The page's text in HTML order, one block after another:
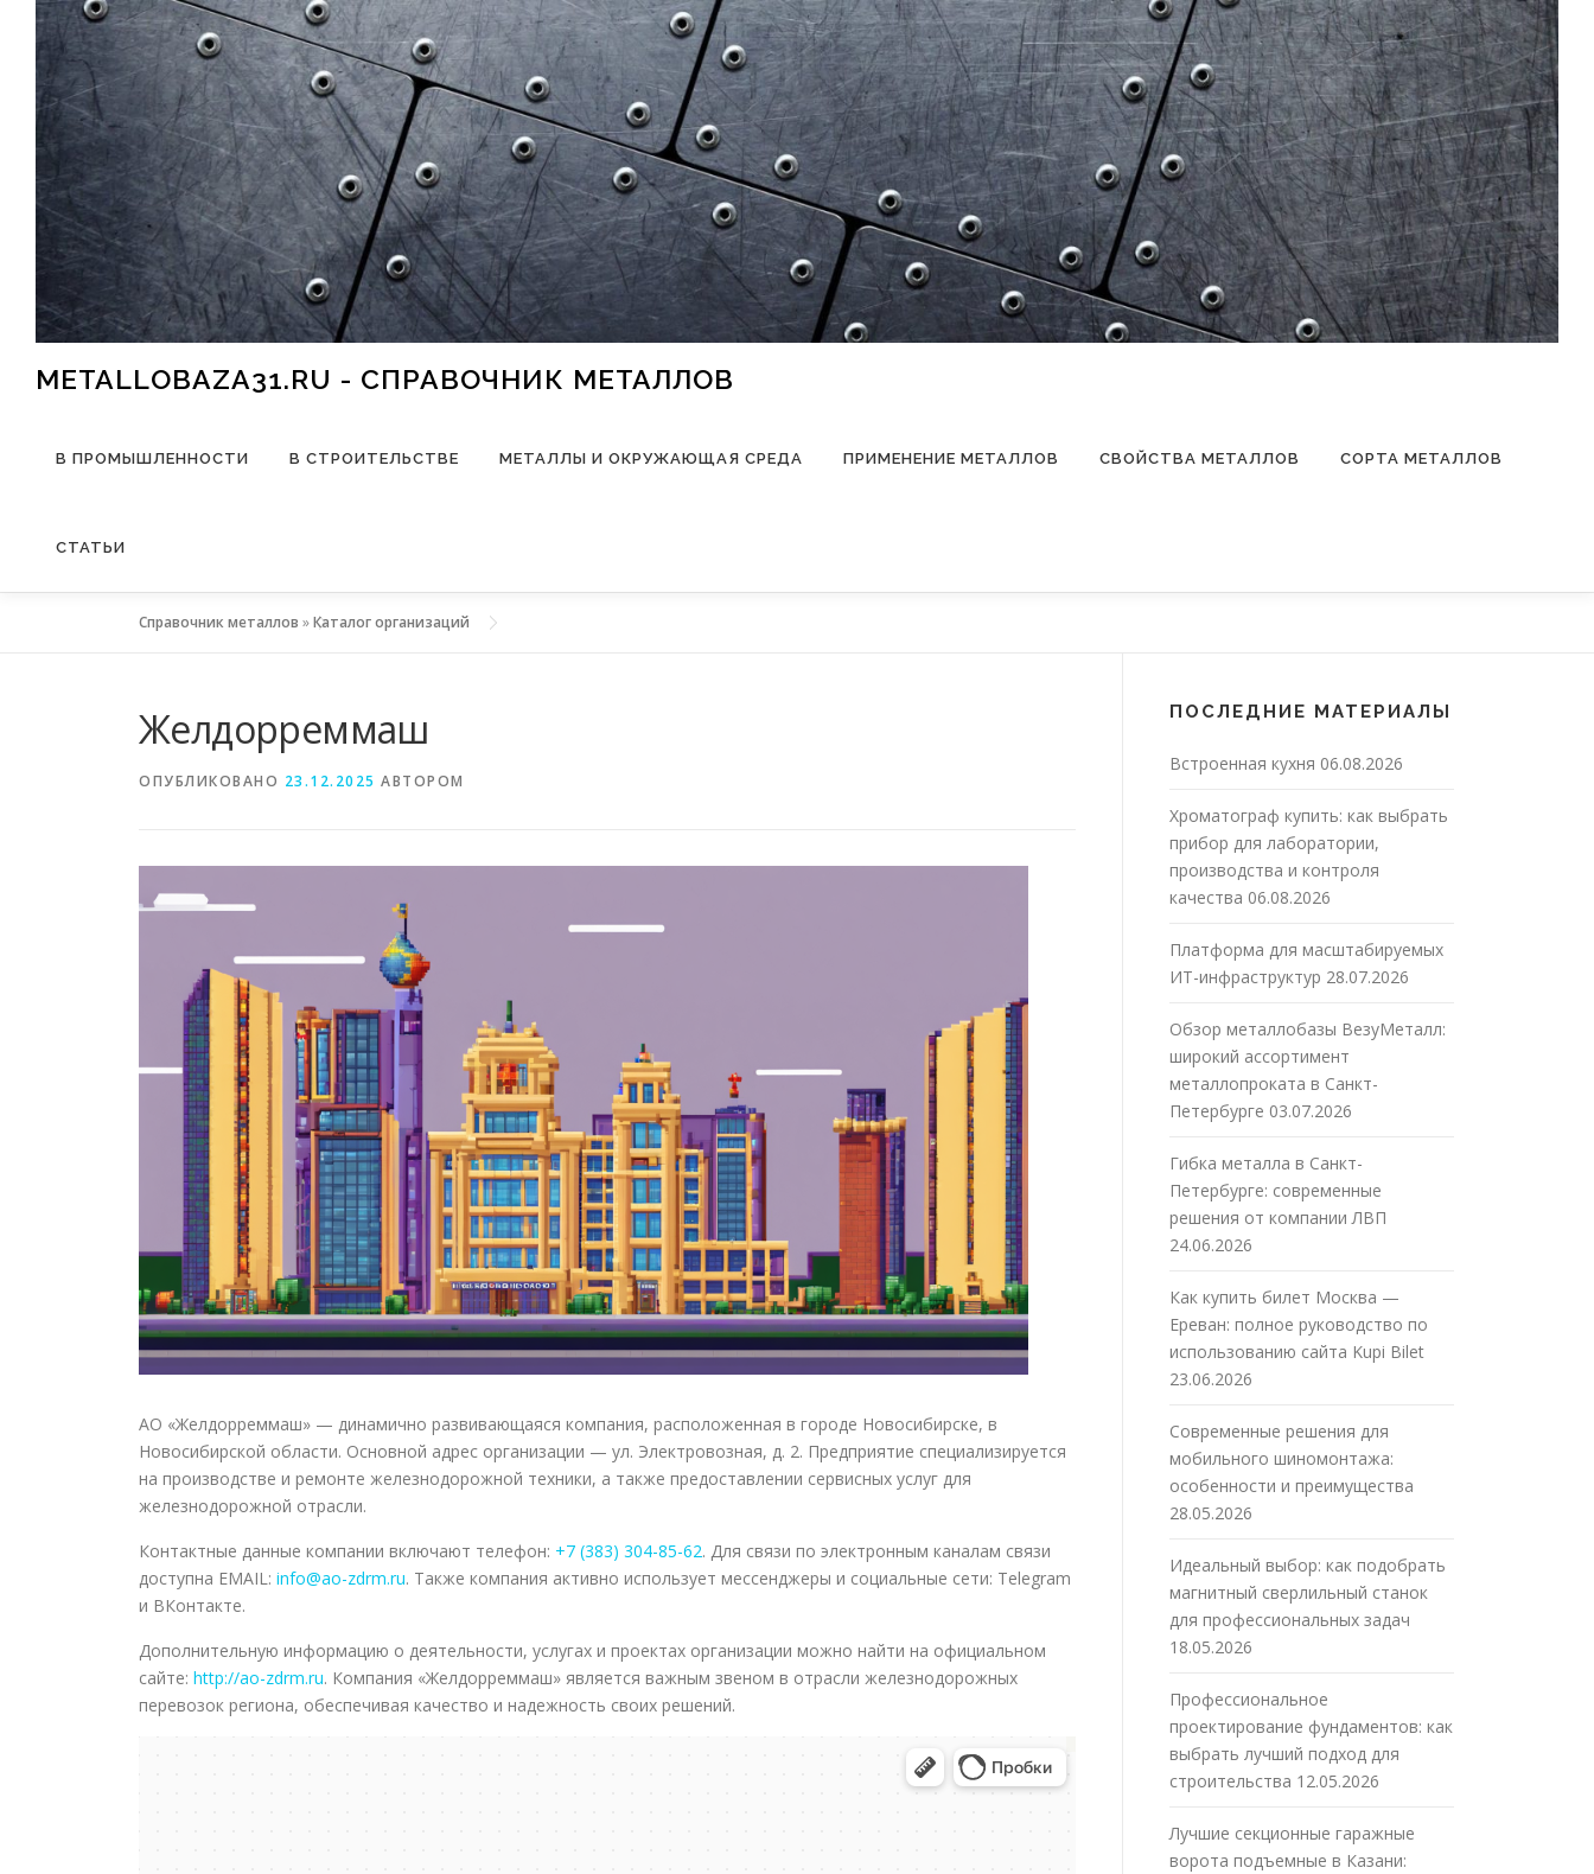
Перейти к содержимому
METALLOBAZA31.RU - СПРАВОЧНИК МЕТАЛЛОВ
В ПРОМЫШЛЕННОСТИ В СТРОИТЕЛЬСТВЕ МЕТАЛЛЫ И ОКРУЖАЮЩАЯ СРЕДА ПРИМЕНЕНИЕ МЕТАЛЛОВ СВОЙСТВА МЕТАЛЛОВ СОРТА МЕТАЛЛОВ
СТАТЬИ
Справочник металлов »Каталог организаций
Желдорреммаш
ОПУБЛИКОВАНО 23.12.2025 АВТОРОМ
АО «Желдорреммаш» — динамично развивающаяся компания, расположенная в городе Новосибирске, в
Новосибирской области. Основной адрес организации — ул. Электровозная, д. 2. Предприятие специализируется
на производстве и ремонте железнодорожной техники, а также предоставлении сервисных услуг для
железнодорожной отрасли.
Контактные данные компании включают телефон: +7 (383) 304-85-62. Для связи по электронным каналам связи
доступна EMAIL: info@ao-zdrm.ru. Также компания активно использует мессенджеры и социальные сети: Telegram
и ВКонтакте.
Дополнительную информацию о деятельности, услугах и проектах организации можно найти на официальном
сайте: http://ao-zdrm.ru. Компания «Желдорреммаш» является важным звеном в отрасли железнодорожных
перевозок региона, обеспечивая качество и надежность своих решений.
ПОСЛЕДНИЕ МАТЕРИАЛЫ
Встроенная кухня 06.08.2026
Хроматограф купить: как выбрать
прибор для лаборатории,
производства и контроля
качества 06.08.2026
Платформа для масштабируемых
ИТ-инфраструктур 28.07.2026
Обзор металлобазы ВезуМеталл:
широкий ассортимент
металлопроката в Санкт-
Петербурге 03.07.2026
Гибка металла в Санкт-
Петербурге: современные
решения от компании ЛВП
24.06.2026
Как купить билет Москва —
Ереван: полное руководство по
использованию сайта Kupi Bilet
23.06.2026
Современные решения для
мобильного шиномонтажа:
особенности и преимущества
28.05.2026
Идеальный выбор: как подобрать
магнитный сверлильный станок
для профессиональных задач
18.05.2026
Профессиональное
проектирование фундаментов: как
выбрать лучший подход для
строительства 12.05.2026
Лучшие секционные гаражные
ворота подъемные в Казани: